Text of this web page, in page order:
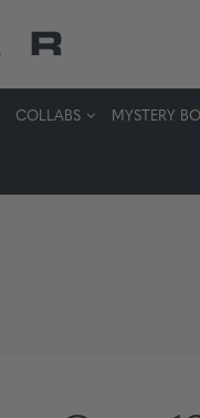
COLLABS MYSTERY